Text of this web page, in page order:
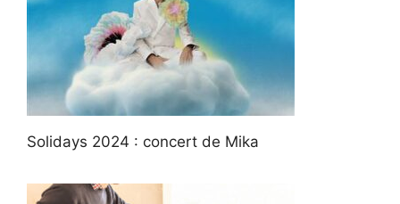
Solidays 2024 : concert de Mika